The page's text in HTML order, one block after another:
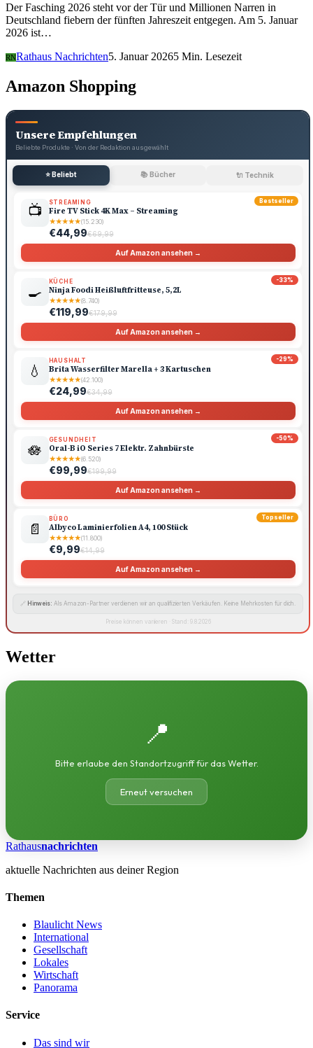
Der Fasching 2026 steht vor der Tür und Millionen Narren in
Deutschland fiebern der fünften Jahreszeit entgegen. Am 5. Januar
2026 ist…
RNRathaus Nachrichten5. Januar 20265 Min. Lesezeit
Amazon Shopping
Unsere Empfehlungen
Beliebte Produkte · Von der Redaktion ausgewählt
⭐ Beliebt 📚 Bücher 🔌 Technik
Bestseller
📺 STREAMING
Fire TV Stick 4K Max – Streaming
★★★★★(15.230)
€44,99€69,99
Auf Amazon ansehen →
-33%
🍳
KÜCHE
Ninja Foodi Heißluftfritteuse, 5,2L
★★★★★(8.740)
€119,99€179,99
Auf Amazon ansehen →
-29%
💧
HAUSHALT
Brita Wasserfilter Marella + 3 Kartuschen
★★★★★(42.100)
€24,99€34,99
Auf Amazon ansehen →
-50%
🪷
GESUNDHEIT
Oral-B iO Series 7 Elektr. Zahnbürste
★★★★★(6.520)
€99,99€199,99
Auf Amazon ansehen →
Topseller
📄
BÜRO
Albyco Laminierfolien A4, 100 Stück
★★★★★(11.800)
€9,99€14,99
Auf Amazon ansehen →
🔗 Hinweis: Als Amazon-Partner verdienen wir an qualifizierten Verkäufen. Keine Mehrkosten für dich.
Preise können variieren · Stand: 9.8.2026
Wetter
📍
Bitte erlaube den Standortzugriff für das Wetter.
Erneut versuchen
Rathausnachrichten
aktuelle Nachrichten aus deiner Region
Themen
Blaulicht News
International
Gesellschaft
Lokales
Wirtschaft
Panorama
Service
Das sind wir